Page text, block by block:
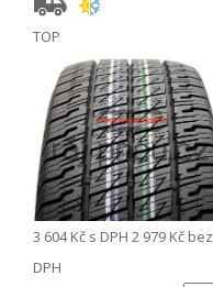
TOP
3 604 Kč s DPH 2 979 Kč bez
DPH